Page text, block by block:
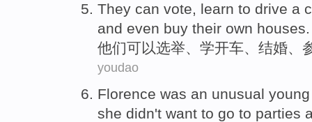
They can vote, learn to drive a
and even buy their own houses.
他们可以选举、学开车、结婚、
youdao
Florence was an unusual
she didn't want to go to parties